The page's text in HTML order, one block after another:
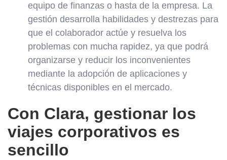
equipo de finanzas o hasta de la empresa. La
gestión desarrolla habilidades y destrezas para
que el colaborador actúe y resuelva los
problemas con mucha rapidez, ya que podrá
organizarse y reducir los inconvenientes
mediante la adopción de aplicaciones y
técnicas disponibles en el mercado.
Con Clara, gestionar los
viajes corporativos es
sencillo